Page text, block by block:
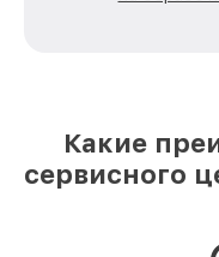
Какие
сервисного